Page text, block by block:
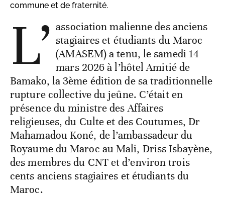
commune et de fraternité.
L’ association malienne des anciens
stagiaires et étudiants du Maroc
(AMASEM) a tenu, le samedi 14
mars 2026 à l’hôtel Amitié de
Bamako, la 3ème édition de sa traditionnelle
rupture collective du jeûne. C’était en
présence du ministre des Affaires
religieuses, du Culte et des Coutumes, Dr
Mahamadou Koné, de l’ambassadeur du
Royaume du Maroc au Mali, Driss Isbayène,
des membres du CNT et d’environ trois
cents anciens stagiaires et étudiants du
Maroc.